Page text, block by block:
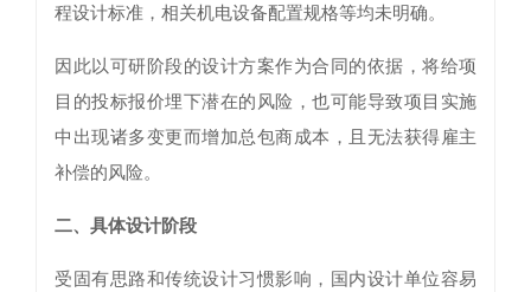
程设计标准，相关机电设备配置规格等均未明确。
因此以可研阶段的设计方案作为合同的依据，将给项
目的投标报价埋下潜在的风险，也可能导致项目实施
中出现诸多变更而增加总包商成本，且无法获得雇主
补偿的风险。
二、具体设计阶段
受固有思路和传统设计习惯影响，国内设计单位容易